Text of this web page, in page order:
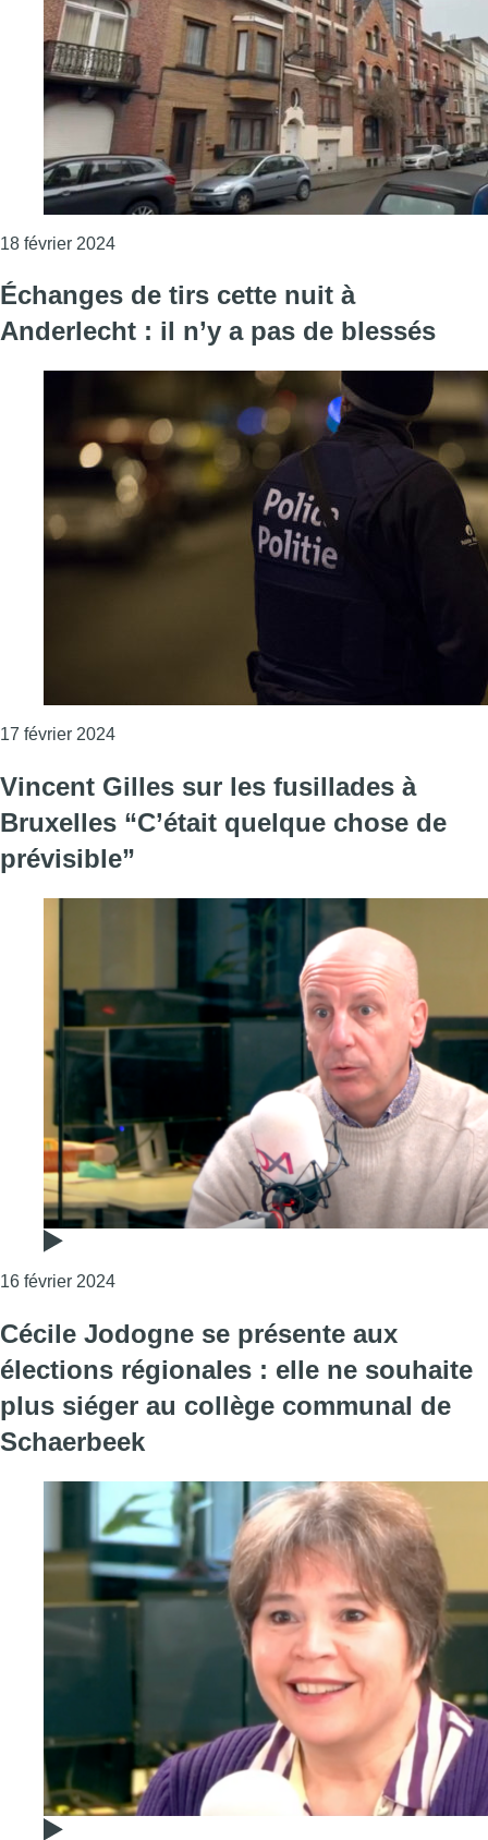
18 février 2024Consulter l'article "Nouvelle fusillade, à
Échanges de tirs cette nuit à
Anderlecht : il n’y a pas de blessés
17 février 2024Consulter l'article "Échanges de tirs cette nuit à
Vincent Gilles sur les fusillades à
Bruxelles “C’était quelque chose de
prévisible”
16 février 2024Consulter l'article "Vincent Gilles sur les
Cécile Jodogne se présente aux
élections régionales : elle ne souhaite
plus siéger au collège communal de
Schaerbeek